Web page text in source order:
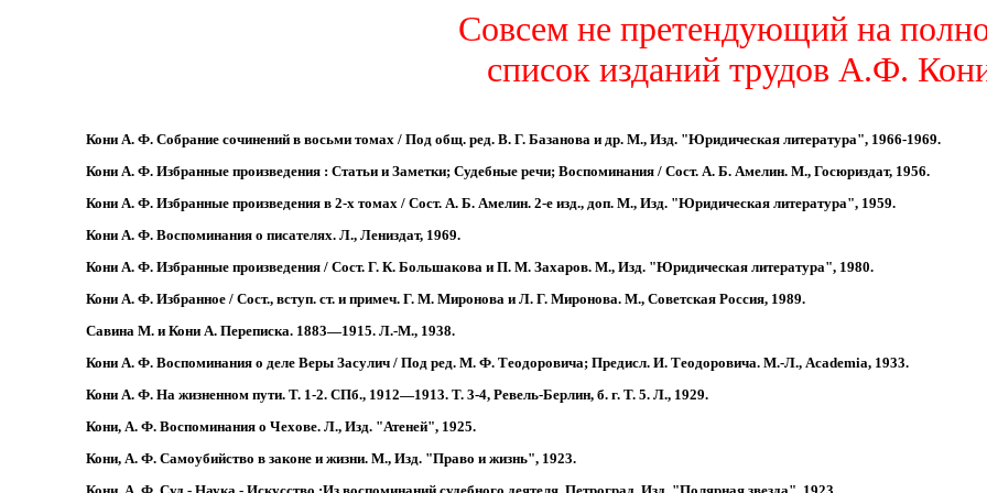
Совсем не претендующий на
список изданий трудов А.Ф.
Кони А. Ф. Собрание сочинений в восьми томах / Под общ. ред. В. Г. Базанова и др. М., Изд. "Юридическая литература", 1966-1969.
Кони А. Ф. Избранные произведения : Статьи и Заметки; Судебные речи; Воспоминания / Сост. А. Б. Амелин. М., Госюриздат, 1956.
Кони А. Ф. Избранные произведения в 2-х томах / Сост. А. Б. Амелин. 2-е изд., доп. М., Изд. "Юридическая литература", 1959.
Кони А. Ф. Воспоминания о писателях. Л., Лениздат, 1969.
Кони А. Ф. Избранные произведения / Сост. Г. К. Большакова и П. М. Захаров. М., Изд. "Юридическая литература", 1980.
Кони А. Ф. Избранное / Сост., вступ. ст. и примеч. Г. М. Миронова и Л. Г. Миронова. М., Советская Россия, 1989.
Савина М. и Кони А. Переписка. 1883—1915. Л.-М., 1938.
Кони А. Ф. Воспоминания о деле Веры Засулич / Под ред. М. Ф. Теодоровича; Предисл. И. Теодоровича. М.-Л., Academia, 1933.
Кони А. Ф. На жизненном пути. Т. 1-2. СПб., 1912—1913. Т. 3-4, Ревель-Берлин, б. г. Т. 5. Л., 1929.
Кони, А. Ф. Воспоминания о Чехове. Л., Изд. "Атеней", 1925.
Кони, А. Ф. Самоубийство в законе и жизни. М., Изд. "Право и жизнь", 1923.